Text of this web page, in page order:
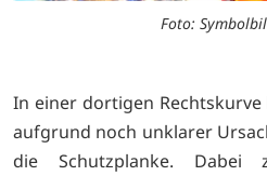
Foto:
In einer dortigen
aufgrund noch unklarer
die Schutzplanke.